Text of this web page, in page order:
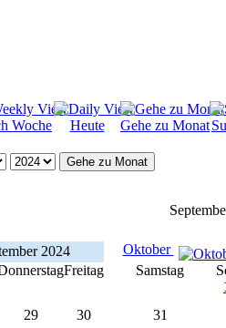
Woche Heute Gehe zu Monat
Gehe zu Monat
2024
Oktober
Freitag Samstag
29 30 31